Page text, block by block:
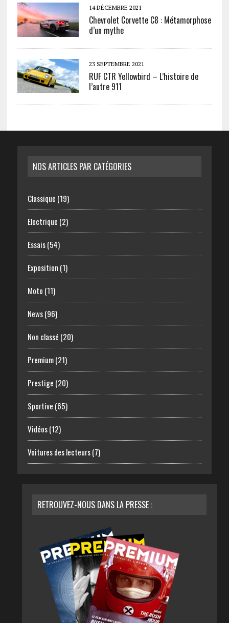
14 DÉCEMBRE 2021
Chevrolet Corvette C8 : Métamorphose
d’un mythe
23 SEPTEMBRE 2021
RUF CTR Yellowbird – L’histoire de
l’autre 911
NOS ARTICLES PAR CATÉGORIES
Classique (19)
Electrique (2)
Essais(54)
Exposition (1)
Moto (11)
News(96)
Non classé (20)
Premium(21)
Prestige (20)
Sportive (65)
Vidéos(12)
Voitures des lecteurs(7)
RETROUVEZ-NOUS DANS LA PRESSE :